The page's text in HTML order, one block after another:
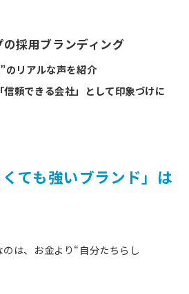
採用ブランディング
のリアルな声を紹介
信頼できる会社」として印象づけに
ても強いブランド」は
は、お金より“自分たちらし